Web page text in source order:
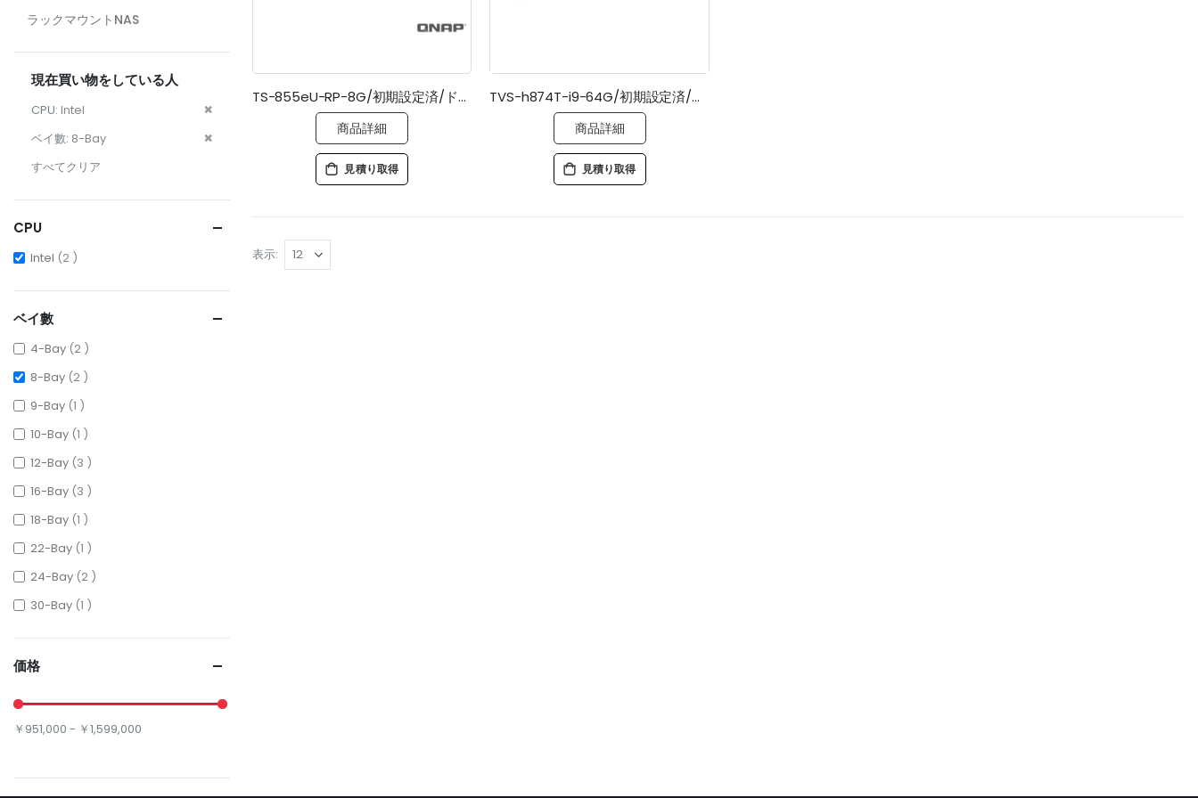
TS-855eU-RP-8G/初期設定済/ドライブ搭載/5年標準保証
商品詳細
見積り取得
TVS-h874T-i9-64G/初期設定済/ドライブ搭載/5年標準保証
商品詳細
見積り取得
表示
ラックマウントNAS
現在買い物をしている人
CPU Intel
こ
ベイ數 8-Bay
こ
品
す
すべてクリア
CPU
Intel 2 items
ベイ數
4-Bay 2 items
8-Bay 2 items
9-Bay 1 item
10-Bay 1 item
12-Bay 3 items
16-Bay 3 items
18-Bay 1 item
22-Bay 1 item
24-Bay 2 items
30-Bay 1 item
価格
￥951,000 - ￥1,599,000